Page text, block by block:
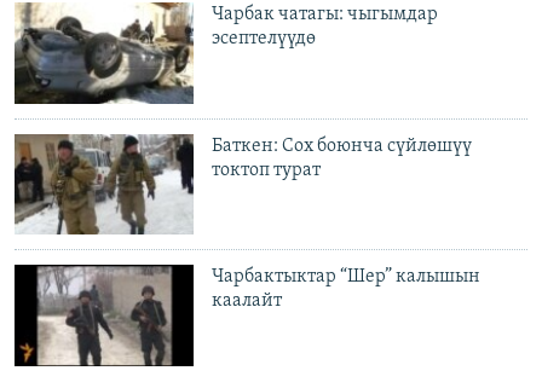
Чарбак чатагы: чыгымдар
эсептелүүдө
Баткен: Сох боюнча сүйлөшүү
токтоп турат
Чарбактыктар “Шер” калышын
каалайт